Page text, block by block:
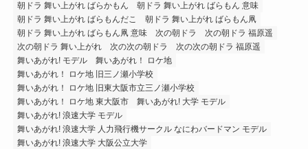
朝ドラ 舞い上がれ ばらかもん
朝ドラ 舞い上がれ ばらもん 意味
朝ドラ 舞い上がれ ばらもんだこ
朝ドラ 舞い上がれ ばらもん凧
朝ドラ 舞い上がれ ばらもん凧 意味
次の朝ドラ
次の朝ドラ 福原遥
次の朝ドラ 舞い上がれ
次の次の朝ドラ
次の次の朝ドラ 福原遥
舞いあがれ! モデル
舞いあがれ！ ロケ地
舞いあがれ！ ロケ地 旧三ノ瀬小学校
舞いあがれ！ ロケ地 旧東大阪市立三ノ瀬小学校
舞いあがれ！ ロケ地 東大阪市
舞いあがれ! 大学 モデル
舞いあがれ! 浪速大学 モデル
舞いあがれ! 浪速大学 人力飛行機サークル なにわバードマン モデル
舞いあがれ! 浪速大学 大阪公立大学